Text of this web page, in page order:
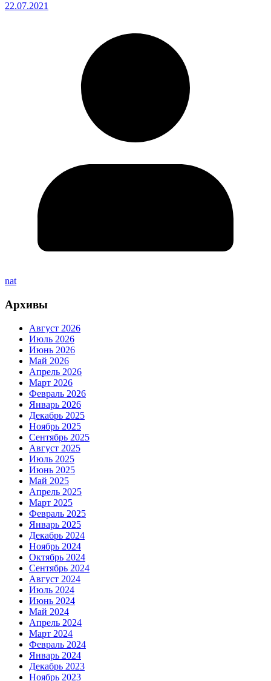
22.07.2021
nat
Архивы
Август 2026
Июль 2026
Июнь 2026
Май 2026
Апрель 2026
Март 2026
Февраль 2026
Январь 2026
Декабрь 2025
Ноябрь 2025
Сентябрь 2025
Август 2025
Июль 2025
Июнь 2025
Май 2025
Апрель 2025
Март 2025
Февраль 2025
Январь 2025
Декабрь 2024
Ноябрь 2024
Октябрь 2024
Сентябрь 2024
Август 2024
Июль 2024
Июнь 2024
Май 2024
Апрель 2024
Март 2024
Февраль 2024
Январь 2024
Декабрь 2023
Ноябрь 2023